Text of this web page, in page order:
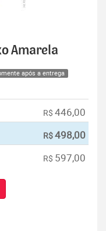
Amarela
após a entrega
R$ 446,00
R$498,00
R$ 597,00